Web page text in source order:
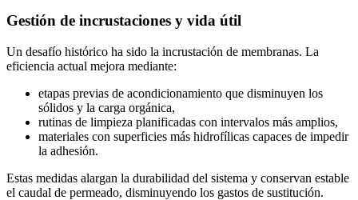
Gestión de incrustaciones y vida útil
Un desafío histórico ha sido la incrustación de membranas. La
eficiencia actual mejora mediante:
etapas previas de acondicionamiento que disminuyen los
sólidos y la carga orgánica,
rutinas de limpieza planificadas con intervalos más amplios,
materiales con superficies más hidrofílicas capaces de impedir
la adhesión.
Estas medidas alargan la durabilidad del sistema y conservan estable
el caudal de permeado, disminuyendo los gastos de sustitución.